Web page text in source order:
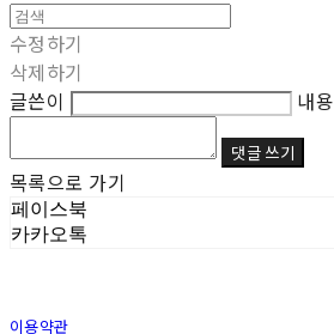
수정하기
삭제하기
글쓴이
내용
댓글 쓰기
목록으로 가기
페이스북
카카오톡
이용약관